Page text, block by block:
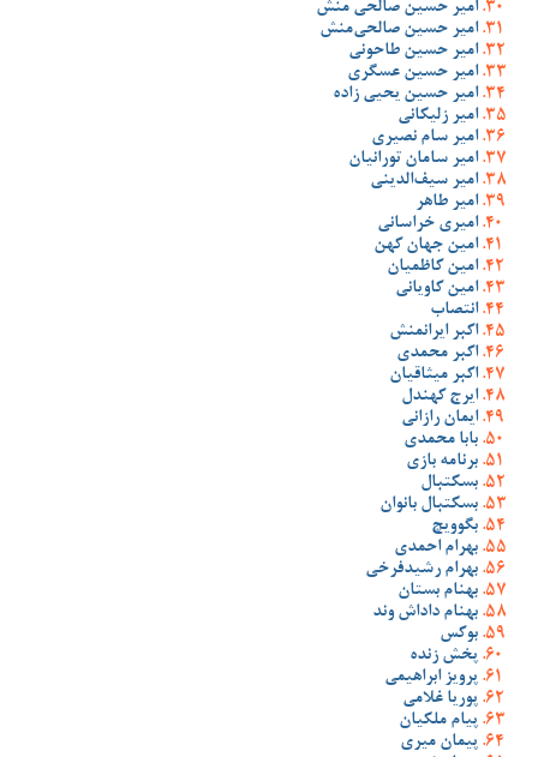
امیر حسین صالحی منش
امیر حسین صالحی‌منش
امیر حسین طاحونی
امیر حسین عسگری
امیر حسین یحیی زاده
امیر زلیکانی
امیر سام نصیری
امیر سامان تورانیان
امیر سیف‌الدینی
امیر طاهر
امیری خراسانی
امین جهان کهن
امین کاظمیان
امین کاویانی
انتصاب
اکبر ایرانمنش
اکبر محمدی
اکبر میثاقیان
ایرج کهندل
ایمان رازانی
بابا محمدی
برنامه بازی
بسکتبال
بسکتبال بانوان
بگوویچ
بهرام احمدی
بهرام رشیدفرخی
بهنام بستان
بهنام داداش وند
بوکس
پخش زنده
پرویز ابراهیمی
پوریا غلامی
پیام ملکیان
پیمان میری